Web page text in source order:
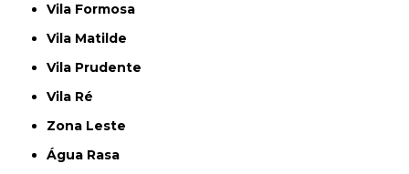
Vila Formosa
Vila Matilde
Vila Prudente
Vila Ré
Zona Leste
Água Rasa